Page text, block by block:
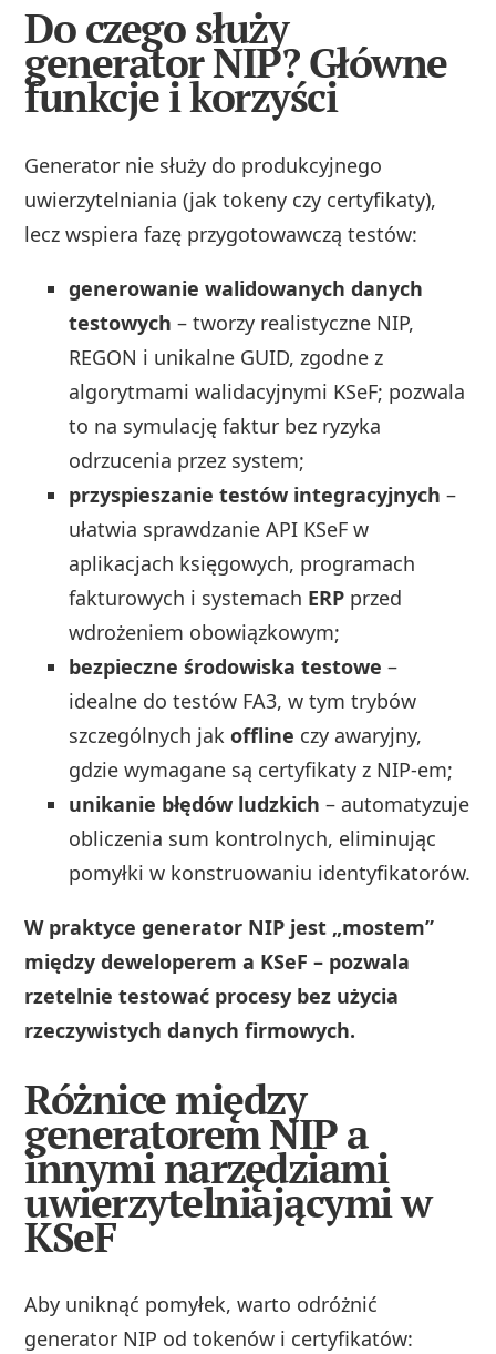
Do czego służy
generator NIP? Główne
funkcje i korzyści
Generator nie służy do produkcyjnego
uwierzytelniania (jak tokeny czy certyfikaty),
lecz wspiera fazę przygotowawczą testów:
generowanie walidowanych danych
testowych – tworzy realistyczne NIP,
REGON i unikalne GUID, zgodne z
algorytmami walidacyjnymi KSeF; pozwala
to na symulację faktur bez ryzyka
odrzucenia przez system;
przyspieszanie testów integracyjnych –
ułatwia sprawdzanie API KSeF w
aplikacjach księgowych, programach
fakturowych i systemach ERP przed
wdrożeniem obowiązkowym;
bezpieczne środowiska testowe –
idealne do testów FA3, w tym trybów
szczególnych jakoffline czy awaryjny,
gdzie wymagane są certyfikaty z NIP‑em;
unikanie błędów ludzkich – automatyzuje
obliczenia sum kontrolnych, eliminując
pomyłki w konstruowaniu identyfikatorów.
W praktyce generator NIP jest „mostem”
między deweloperem a KSeF – pozwala
rzetelnie testować procesy bez użycia
rzeczywistych danych firmowych.
Różnice między
generatorem NIP a
innymi narzędziami
uwierzytelniającymi w
KSeF
Aby uniknąć pomyłek, warto odróżnić
generator NIP od tokenów i certyfikatów: